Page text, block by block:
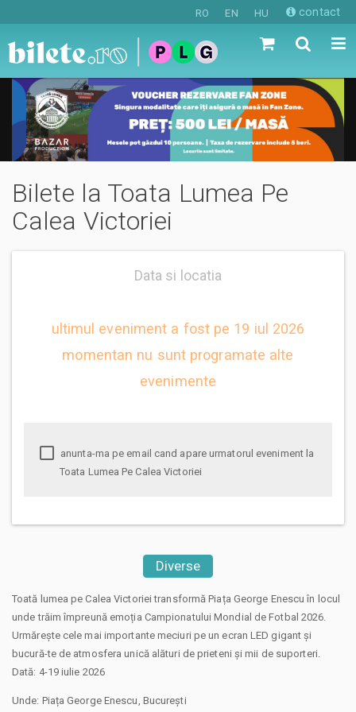
RO EN HU contact
Bilete la Toata Lumea Pe
Calea Victoriei
Data si locatia
ultimul eveniment a fost pe 19 iul 2026
momentan nu sunt programate alte
evenimente
Toata Lumea Pe Calea Victoriei
Diverse
Toată lumea pe Calea Victoriei transformă Piața George Enescu în locul
unde trăim împreună emoția Campionatului Mondial de Fotbal 2026.
Urmărește cele mai importante meciuri pe un ecran LED gigant și
bucură-te de atmosfera unică alături de prieteni și mii de suporteri.
Dată: 4-19 iulie 2026
Unde: Piața George Enescu, București